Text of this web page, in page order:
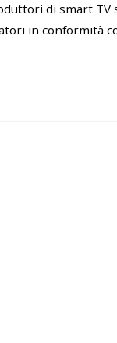
di smart TV
in conformità